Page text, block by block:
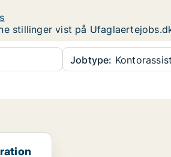
stillinger vist på
Jobtype: